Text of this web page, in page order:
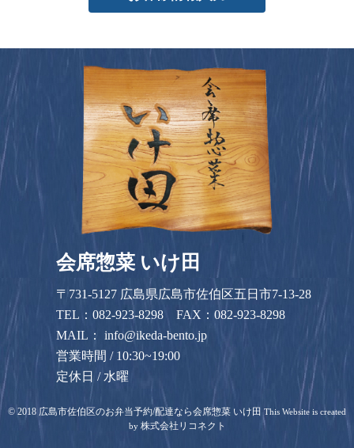
会席惣菜 いけ田
〒731-5127 広島県広島市佐伯区五日市7-13-28
TEL：082-923-8298 FAX：082-923-8298
MAIL：info@ikeda-bento.jp
営業時間 / 10:30~19:00
定休日 / 水曜
© 2018 広島市佐伯区のお弁当予約/配達なら会席惣菜 いけ田 This Website is created
by 株式会社リコネクト